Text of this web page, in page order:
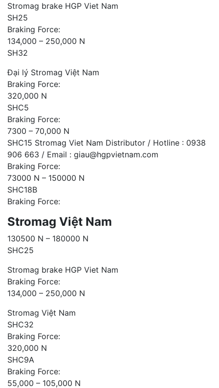
Stromag brake HGP Viet Nam
SH25
Braking Force:
134,000 – 250,000 N
SH32
Đại lý Stromag Việt Nam
Braking Force:
320,000 N
SHC5
Braking Force:
7300 – 70,000 N
SHC15 Stromag Viet Nam Distributor / Hotline : 0938
906 663 / Email : giau@hgpvietnam.com
Braking Force:
73000 N – 150000 N
SHC18B
Braking Force:
Stromag Việt Nam
130500 N – 180000 N
SHC25
Stromag brake HGP Viet Nam
Braking Force:
134,000 – 250,000 N
Stromag Việt Nam
SHC32
Braking Force:
320,000 N
SHC9A
Braking Force:
55,000 – 105,000 N